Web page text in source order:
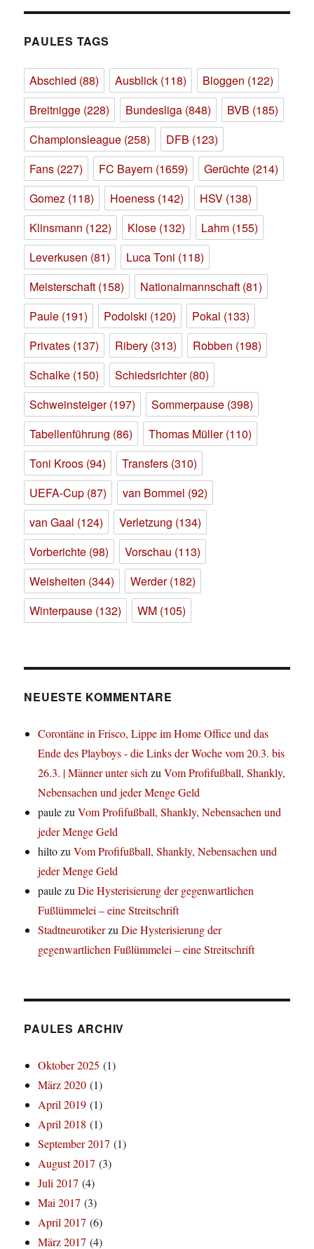
PAULES TAGS
Abschied (88) Ausblick (118) Bloggen (122)
Breitnigge (228) Bundesliga (848) BVB (185)
Championsleague (258) DFB (123)
Fans (227) FC Bayern (1659) Gerüchte (214)
Gomez (118) Hoeness (142) HSV (138)
Klinsmann (122) Klose (132) Lahm (155)
Leverkusen (81) Luca Toni (118)
Meisterschaft (158) Nationalmannschaft (81)
Paule (191) Podolski (120) Pokal (133)
Privates (137) Ribery (313) Robben (198)
Schalke (150) Schiedsrichter(80)
Schweinsteiger(197) Sommerpause (398)
Tabellenführung (86) Thomas Müller(110)
Toni Kroos (94) Transfers (310)
UEFA-Cup (87) van Bommel (92)
van Gaal (124) Verletzung (134)
Vorberichte (98) Vorschau (113)
Weisheiten (344) Werder(182)
Winterpause (132) WM (105)
NEUESTE KOMMENTARE
Corontäne in Frisco, Lippe im Home Office und das
Ende des Playboys - die Links der Woche vom 20.3. bis
26.3. | Männer unter sichzuVom Profifußball, Shankly,
Nebensachen und jeder Menge Geld
paulezuVom Profifußball, Shankly, Nebensachen und
jeder Menge Geld
hiltozuVom Profifußball, Shankly, Nebensachen und
jeder Menge Geld
paulezuDie Hysterisierung der gegenwartlichen
Fußlümmelei – eine Streitschrift
StadtneurotikerzuDie Hysterisierung der
gegenwartlichen Fußlümmelei – eine Streitschrift
PAULES ARCHIV
Oktober 2025 (1)
März 2020 (1)
April 2019 (1)
April 2018 (1)
September 2017 (1)
August 2017 (3)
Juli 2017 (4)
Mai 2017 (3)
April 2017 (6)
März 2017 (4)